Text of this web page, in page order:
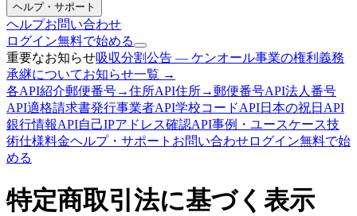
ヘルプ・サポート
ヘルプお問い合わせ
ログイン無料で始める
重要なお知らせ吸収分割公告 — ケンオール事業の権利義務
承継についてお知らせ一覧 →
各API紹介郵便番号→住所API住所→郵便番号API法人番号
API適格請求書発行事業者API学校コードAPI日本の祝日API
銀行情報API自己IPアドレス確認API事例・ユースケース技
術仕様料金ヘルプ・サポート お問い合わせログイン無料で始
める
特定商取引法に基づく表示